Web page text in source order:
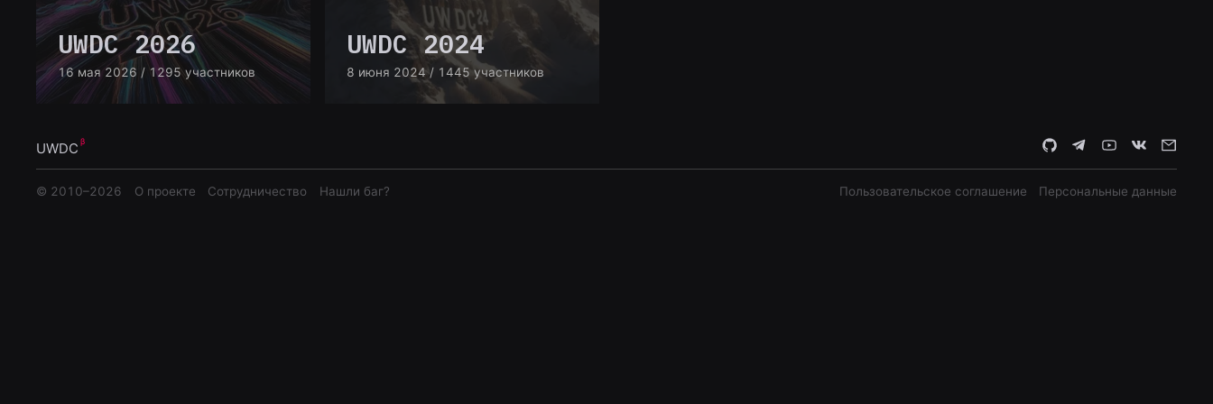
UWDC 2026
16 мая 2026 / 1295 участников
UWDC 2024
8 июня 2024 / 1445 участников
UWDC
© 2010–2026 О проекте Сотрудничество Нашли баг? Пользовательское соглашение Персональные данные